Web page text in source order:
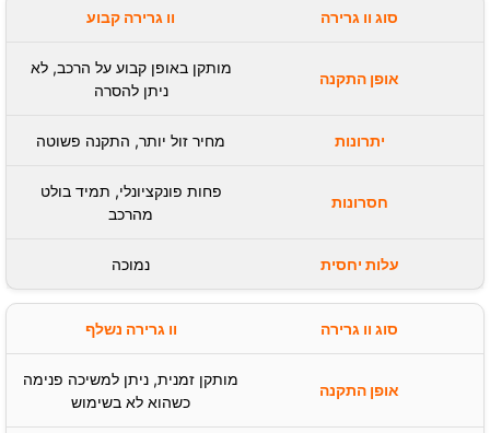
וו גרירה קבוע
מותקן באופן קבוע על הרכב, לא
ניתן להסרה
מחיר זול יותר, התקנה פשוטה
פחות פונקציונלי, תמיד בולט
מהרכב
נמוכה
וו גרירה נשלף
מותקן זמנית, ניתן למשיכה פנימה
כשהוא לא בשימוש